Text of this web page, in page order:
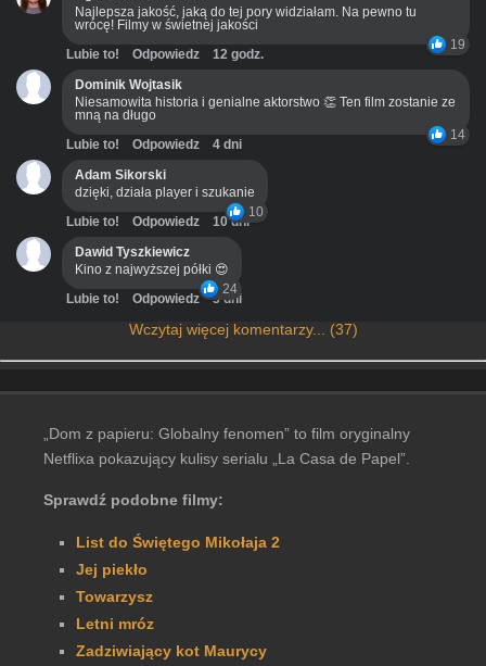
Najlepsza jakość, jaką do tej pory widziałam. Na pewno tu
wrócę! Filmy w świetnej jakości
19
Lubie to! Odpowiedz
12 godz.
Dominik Wojtasik
Niesamowita historia i genialne aktorstwo 👏 Ten film zostanie ze
mną na długo
14
Lubie to! Odpowiedz
4 dni
Adam Sikorski
dzięki, działa player i szukanie
10
Lubie to! Odpowiedz
10 dni
Dawid Tyszkiewicz
Kino z najwyższej półki 😍
24
Lubie to! Odpowiedz 3 dni
Wczytaj więcej komentarzy... (37)
„Dom z papieru: Globalny fenomen” to film oryginalny
Netflixa pokazujący kulisy serialu „La Casa de Papel”.
Sprawdź podobne filmy:
List do Świętego Mikołaja 2
Jej piekło
Towarzysz
Letni mróz
Zadziwiający kot Maurycy